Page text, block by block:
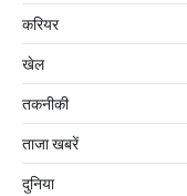
करियर
खेल
तकनीकी
ताजा खबरें
दुनिया